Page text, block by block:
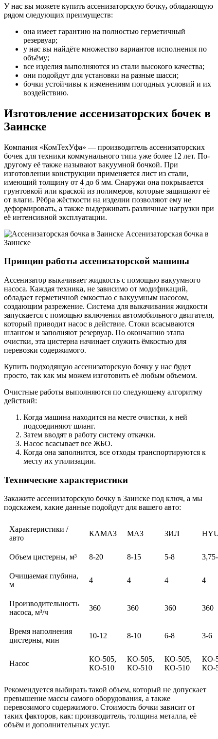
У нас вы можете купить ассенизаторскую бочку, обладающую
рядом следующих преимуществ:
она имеет гарантию на полностью герметичный
резервуар;
у нас вы найдёте множество вариантов исполнения по
объёму;
все изделия выполняются из стали высокого качества;
они подойдут для установки на разные шасси;
бочки устойчивы к изменениям погодных условий и их
воздействию.
Изготовление ассенизаторских бочек в
Заинске
Компания «КомТехУфа» — производитель ассенизаторских
бочек для техники коммунального типа уже более 12 лет. По-
другому её также называют вакуумной бочкой. При
изготовлении конструкции применяется лист из стали,
имеющий толщину от 4 до 6 мм. Снаружи она покрывается
грунтовкой или краской из полимеров, которые защищают её
от влаги. Рёбра жёсткости на изделии позволяют ему не
деформировать, а также выдерживать различные нагрузки при
её интенсивной эксплуатации.
Ассенизаторская бочка в
Заинске
Принцип работы ассенизаторской машины
Ассенизатор выкачивает жидкость с помощью вакуумного
насоса. Каждая техника, не зависимо от модификаций,
обладает герметичной емкостью с вакуумным насосом,
создающим разрежение. Система для выкачивания жидкости
запускается с помощью включения автомобильного двигателя,
который приводит насос в действие. Стоки всасываются
шлангом и заполняют резервуар. По окончанию этапа
очистки, эта цистерна начинает служить ёмкостью для
перевозки содержимого.
Купить подходящую ассенизаторскую бочку у нас будет
просто, так как мы можем изготовить её любым объемом.
Очистные работы выполняются по следующему алгоритму
действий:
Когда машина находится на месте очистки, к ней
подсоединяют шланг.
Затем вводят в работу систему откачки.
Насос всасывает все ЖБО.
Когда она заполнится, все отходы транспортируются к
месту их утилизации.
Технические характеристики
Закажите ассенизаторскую бочку в Заинске под ключ, а мы
подскажем, какие данные подойдут для вашего авто:
Характеристики /
авто
КАМАЗ МАЗ ЗИЛ
Объем цистерны, м³ 8-20 8-15 5-8
Очищаемая глубина,
м
4 4 4 4
Производительность
насоса, м³/ч
360 360 360 360
Время наполнения
цистерны, мин
10-12 8-10 6-8 3-6
Насос
КО-505,
КО-510
КО-505,
КО-510
КО-505,
КО-510
КО-
КО-
Рекомендуется выбирать такой объем, который не допускает
превышение массы самого оборудования, а также
перевозимого содержимого. Стоимость бочки зависит от
таких факторов, как: производитель, толщина металла, её
объём и дополнительных услуг.